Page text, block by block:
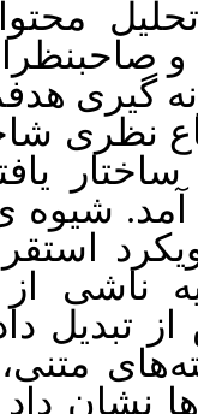
کیفی
حوزه
از نوع
کفایت
ها پس از مصاحبه
تجزیه و
بود.
کد
به مقوله
چارچوب